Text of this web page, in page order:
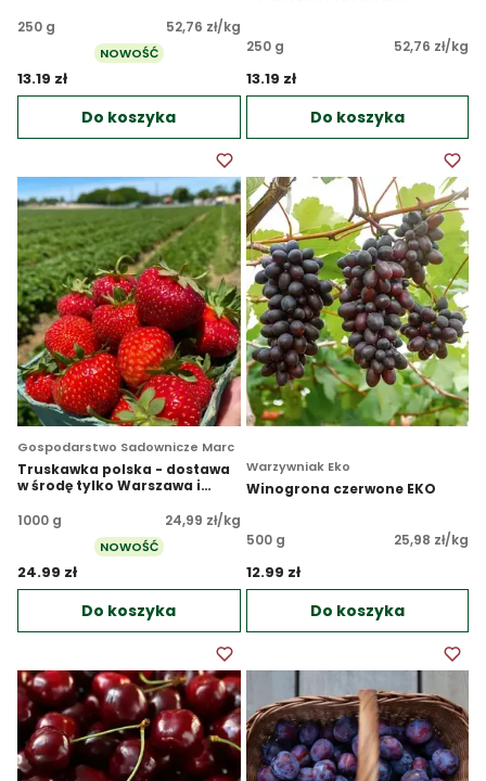
250 g 52,76 zł/kg
NOWOŚĆ
13.19 zł
Do koszyka
250 g 52,76 zł/kg
13.19 zł
Do koszyka
Gospodarstwo Sadownicze Marc
Truskawka polska - dostawa
w środę tylko Warszawa i
1000 g
24,99 zł/kg
NOWOŚĆ
24.99 zł
Do koszyka
Warzywniak Eko
Winogrona czerwone EKO
500 g 25,98 zł/kg
12.99 zł
Do koszyka